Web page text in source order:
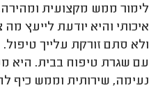
לימור ממש מקצועית
איכותי והיא יודעת לייעץ מה
ולא סתם זורקת עלייך
עם שגרת טיפוח בבית. היא
נעימה, שירותית וממש כיף